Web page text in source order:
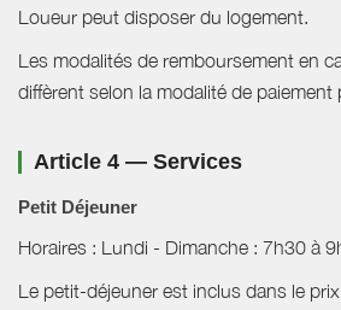
Loueur peut disposer du logement.
Les modalités de remboursement en
diffèrent selon la modalité de paiement
Article 4 — Services
Petit Déjeuner
Horaires : Lundi - Dimanche : 7h30 à
Le petit-déjeuner est inclus dans le